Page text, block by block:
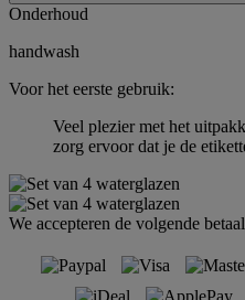
Onderhoud
handwash
Voor het eerste gebruik:
Veel plezier met het
zorg ervoor dat je de
We accepteren de volgende